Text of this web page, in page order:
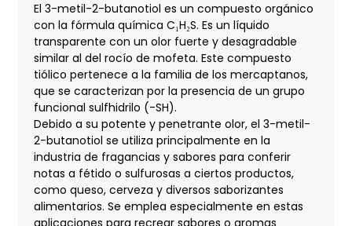
El 3-metil-2-butanotiol es un compuesto orgánico
con la fórmula química C₁H₂S. Es un líquido
transparente con un olor fuerte y desagradable
similar al del rocío de mofeta. Este compuesto
tiólico pertenece a la familia de los mercaptanos,
que se caracterizan por la presencia de un grupo
funcional sulfhidrilo (-SH).
Debido a su potente y penetrante olor, el 3-metil-
2-butanotiol se utiliza principalmente en la
industria de fragancias y sabores para conferir
notas a fétido o sulfurosas a ciertos productos,
como queso, cerveza y diversos saborizantes
alimentarios. Se emplea especialmente en estas